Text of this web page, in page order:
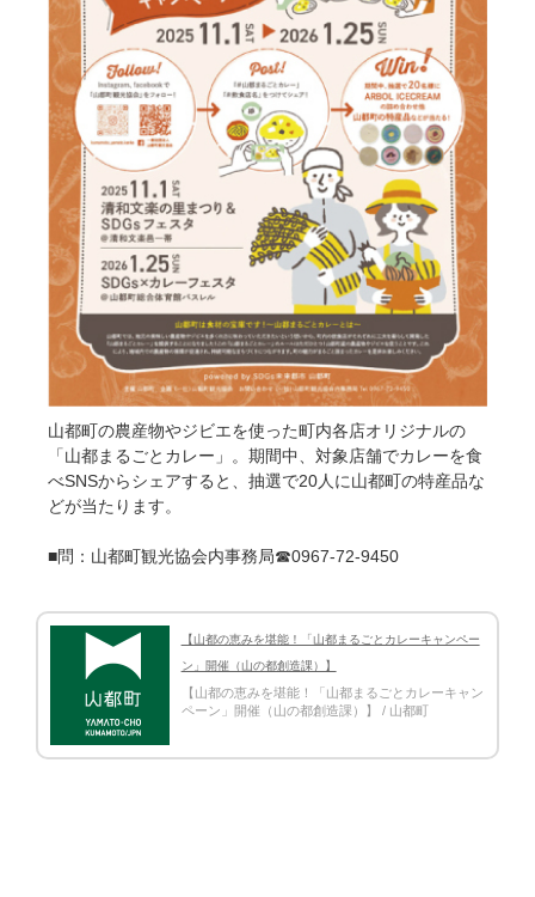
山都町の農産物やジビエを使った町内各店オリジナルの
「山都まるごとカレー」。期間中、対象店舗でカレーを食
べSNSからシェアすると、抽選で20人に山都町の特産品な
どが当たります。
■問：山都町観光協会内事務局☎0967-72-9450
【山都の恵みを堪能！「山都まるごとカレーキャンペー
ン」開催（山の都創造課）】
【山都の恵みを堪能！「山都まるごとカレーキャン
ペーン」開催（山の都創造課）】 / 山都町